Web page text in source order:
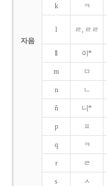
자음
k ㅋ
l ㄹ, ㄹㄹ
ll 이*
m ㅁ
n ㄴ
ñ 니*
p ㅍ
q ㅋ
r ㄹ
s ㅅ